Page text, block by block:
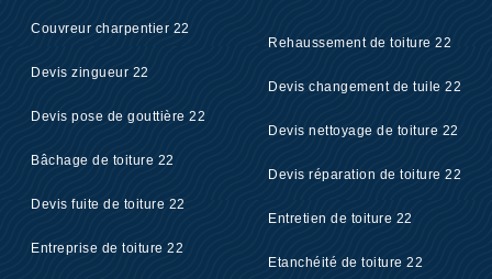
Couvreur charpentier 22
Devis zingueur 22
Devis pose de gouttière 22
Bâchage de toiture 22
Devis fuite de toiture 22
Entreprise de toiture 22
Rehaussement de toiture 22
Devis changement de tuile 22
Devis nettoyage de toiture 22
Devis réparation de toiture 22
Entretien de toiture 22
Etanchéité de toiture 22